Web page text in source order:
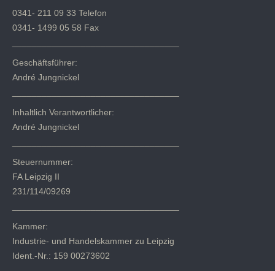
0341- 211 09 33 Telefon
0341- 1499 05 58 Fax
Geschäftsführer:
André Jungnickel
Inhaltlich Verantwortlicher:
André Jungnickel
Steuernummer:
FA Leipzig II
231/114/09269
Kammer:
Industrie- und Handelskammer zu Leipzig
Ident.-Nr.: 159 00273602